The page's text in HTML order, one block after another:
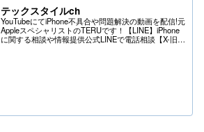
テックスタイルch
YouTubeにてiPhone不具合や問題解決の動画を配信!元
AppleスペシャリストのTERUです！【LINE】iPhone
に関する相談や情報提供公式LINEで電話相談【X-旧